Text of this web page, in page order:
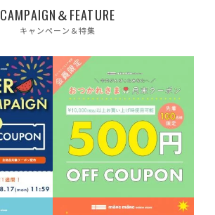
CAMPAIGN＆FEATURE
キャンペーン＆特集